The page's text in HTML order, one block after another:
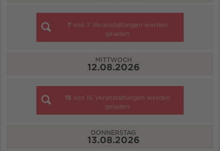
7 von 7 Veranstaltungen werden
geladen
MITTWOCH
12.08.2026
15 von 16 Veranstaltungen werden
geladen
DONNERSTAG
13.08.2026